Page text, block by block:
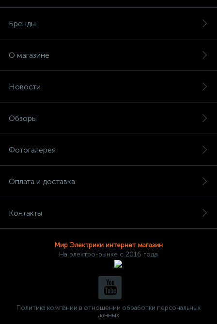
Бренды
О магазине
Новости
Обзоры
Фотогалерея
Оплата и доставка
Контакты
Мир Электрики интернет магазин
На электро-рынке с 2016 года
Политика компании в отношении обработки персональных
данных